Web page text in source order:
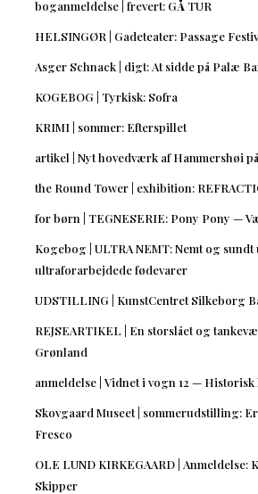
boganmeldelse | frevert: GÅ TUR
HELSINGØR | Gadeteater: Passage
Asger Schnack | digt: At sidde på Palæ
KOGEBOG | Tyrkisk: Sofra
KRIMI | sommer: Efterspillet
artikel | Nyt hovedværk af Hammershøi
the Round Tower | exhibition:
for børn | TEGNESERIE: Pony Pony —
Kogebog | ULTRA NEMT: Nemt og sundt
ultraforarbejdede fødevarer
UDSTILLING | KunstCentret Silkeborg
REJSEARTIKEL | En storslået og
Grønland
anmeldelse | Vidnet i vogn 12 —
Skovgaard Museet | sommerudstilling:
Fresco
OLE LUND KIRKEGAARD | Anmeldelse:
Skipper